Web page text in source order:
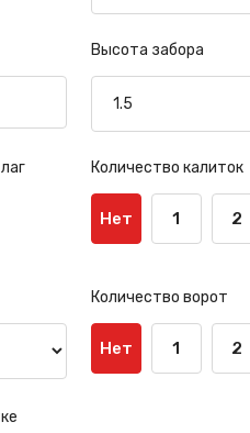
Высота забора
Количество калиток
Нет 1 2
Количество ворот
Нет 1 2